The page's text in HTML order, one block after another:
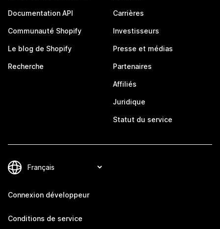
Documentation API
Communauté Shopify
Le blog de Shopify
Recherche
Carrières
Investisseurs
Presse et médias
Partenaires
Affiliés
Juridique
Statut du service
Connexion développeur
Conditions de service